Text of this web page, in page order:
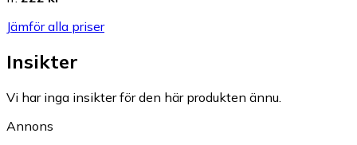
Jämför alla priser
Insikter
Vi har inga insikter för den här produkten ännu.
Annons